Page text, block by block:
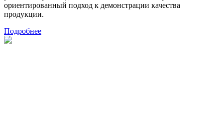
ориентированный подход к демонстрации качества
продукции.
Подробнее